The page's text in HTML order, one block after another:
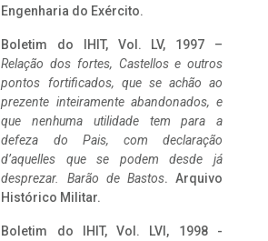
Engenharia do Exército.
Boletim do IHIT, Vol. LV, 1997 –
Relação dos fortes, Castellos e outros
pontos fortificados, que se achão ao
prezente inteiramente abandonados, e
que nenhuma utilidade tem para a
defeza do Pais, com declaração
d’aquelles que se podem desde já
desprezar. Barão de Bastos. Arquivo
Histórico Militar.
Boletim do IHIT, Vol. LVI, 1998 -